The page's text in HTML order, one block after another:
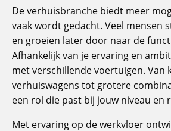
De verhuisbranche biedt meer
vaak wordt gedacht. Veel mensen
en groeien later door naar de
Afhankelijk van je ervaring en
met verschillende voertuigen. Van
verhuiswagens tot grotere
een rol die past bij jouw niveau en
Met ervaring op de werkvloer